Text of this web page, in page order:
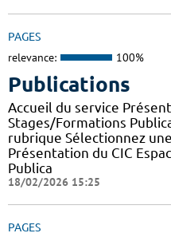
PAGES
relevance: 100%
Publications
Accueil du service
Stages/Formations
rubrique Sélectionnez
Présentation du CIC
Publica
18/02/2026 15:25
PAGES